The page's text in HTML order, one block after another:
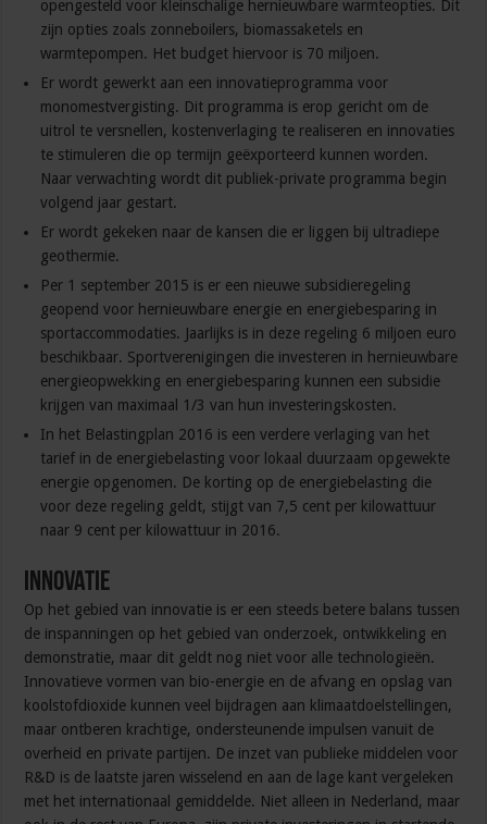
opengesteld voor kleinschalige hernieuwbare warmteopties. Dit
zijn opties zoals zonneboilers, biomassaketels en
warmtepompen. Het budget hiervoor is 70 miljoen.
Er wordt gewerkt aan een innovatieprogramma voor
monomestvergisting. Dit programma is erop gericht om de
uitrol te versnellen, kostenverlaging te realiseren en innovaties
te stimuleren die op termijn geëxporteerd kunnen worden.
Naar verwachting wordt dit publiek-private programma begin
volgend jaar gestart.
Er wordt gekeken naar de kansen die er liggen bij ultradiepe
geothermie.
Per 1 september 2015 is er een nieuwe subsidieregeling
geopend voor hernieuwbare energie en energiebesparing in
sportaccommodaties. Jaarlijks is in deze regeling 6 miljoen euro
beschikbaar. Sportverenigingen die investeren in hernieuwbare
energieopwekking en energiebesparing kunnen een subsidie
krijgen van maximaal 1/3 van hun investeringskosten.
In het Belastingplan 2016 is een verdere verlaging van het
tarief in de energiebelasting voor lokaal duurzaam opgewekte
energie opgenomen. De korting op de energiebelasting die
voor deze regeling geldt, stijgt van 7,5 cent per kilowattuur
naar 9 cent per kilowattuur in 2016.
Innovatie
Op het gebied van innovatie is er een steeds betere balans tussen
de inspanningen op het gebied van onderzoek, ontwikkeling en
demonstratie, maar dit geldt nog niet voor alle technologieën.
Innovatieve vormen van bio-energie en de afvang en opslag van
koolstofdioxide kunnen veel bijdragen aan klimaatdoelstellingen,
maar ontberen krachtige, ondersteunende impulsen vanuit de
overheid en private partijen. De inzet van publieke middelen voor
R&D is de laatste jaren wisselend en aan de lage kant vergeleken
met het internationaal gemiddelde. Niet alleen in Nederland, maar